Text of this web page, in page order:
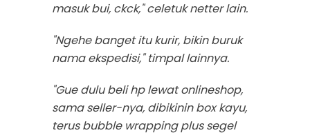
masuk bui, ckck," celetuk netter lain.
"Ngehe banget itu kurir, bikin buruk
nama ekspedisi," timpal lainnya.
"Gue dulu beli hp lewat onlineshop,
sama seller-nya, dibikinin box kayu,
terus bubble wrapping plus segel